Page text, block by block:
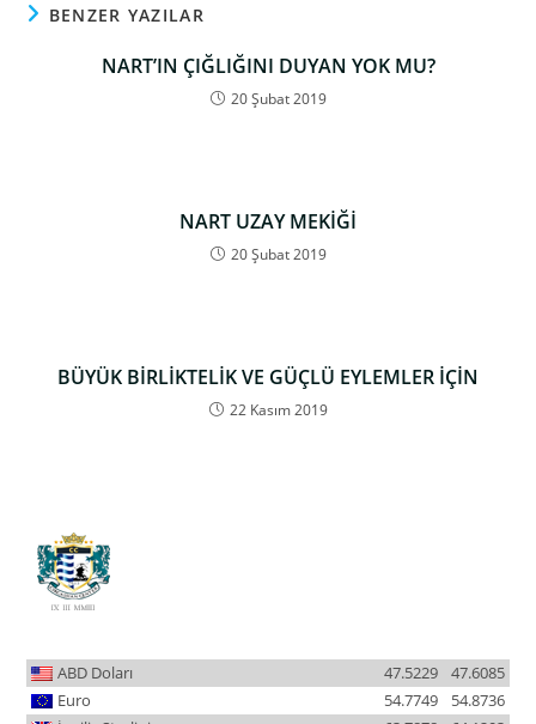
BENZER YAZILAR
NART’IN ÇIĞLIĞINI DUYAN YOK MU?
20 Şubat 2019
NART UZAY MEKİĞİ
20 Şubat 2019
BÜYÜK BİRLİKTELİK VE GÜÇLÜ EYLEMLER İÇİN
22 Kasım 2019
ABD Doları 47.6085
47.5229
Euro
54.8736
54.7749